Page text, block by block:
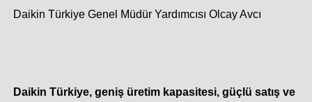
Daikin Türkiye Genel Müdür Yardımcısı Olcay Avcı
Daikin Türkiye, geniş üretim kapasitesi, güçlü satış ve